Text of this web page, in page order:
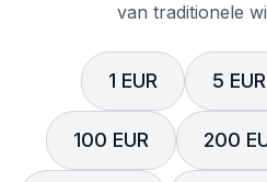
van traditionele
1 EUR 5 EUR
100 EUR 200